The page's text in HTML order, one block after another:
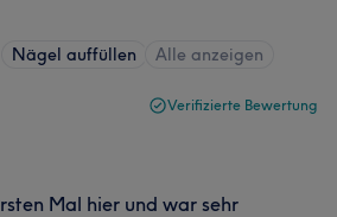
Nägel auffüllen Alle anzeigen
Verifizierte Bewertung
Mal hier und war sehr